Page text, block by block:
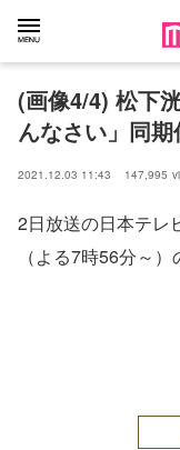
(画像4/4) 松下
んなさい」同
2021.12.03 11:43 147,995
2日放送の日本テレ
（よる7時56分～